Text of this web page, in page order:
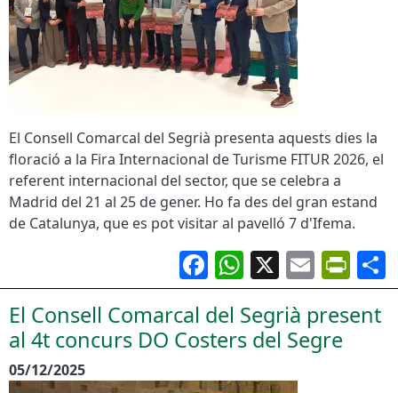
El Consell Comarcal del Segrià presenta aquests dies la
floració a la Fira Internacional de Turisme FITUR 2026, el
referent internacional del sector, que se celebra a
Madrid del 21 al 25 de gener. Ho fa des del gran estand
de Catalunya, que es pot visitar al pavelló 7 d'Ifema.
Facebook
WhatsApp
X Email
El Consell Comarcal del Segrià present
al 4t concurs DO Costers del Segre
05/12/2025